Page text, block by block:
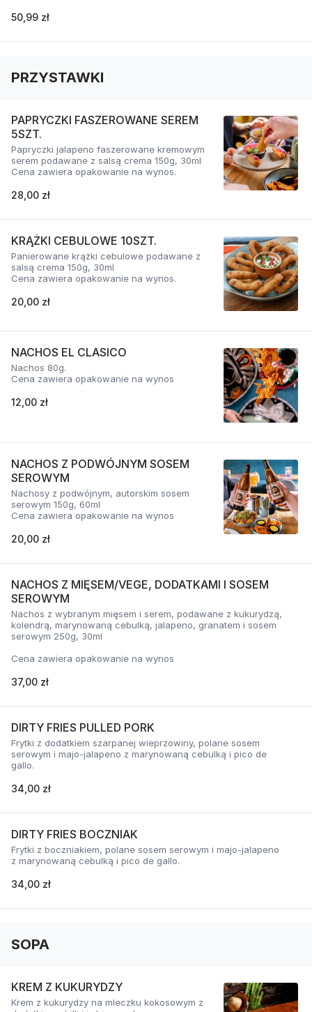
50,99 zł
PRZYSTAWKI
PAPRYCZKI FASZEROWANE SEREM
5SZT.
Papryczki jalapeno faszerowane kremowym
serem podawane z salsą crema 150g, 30ml
Cena zawiera opakowanie na wynos.
28,00 zł
KRĄŻKI CEBULOWE 10SZT.
Panierowane krążki cebulowe podawane z
salsą crema 150g, 30ml
Cena zawiera opakowanie na wynos.
20,00 zł
NACHOS EL CLASICO
Nachos 80g.
Cena zawiera opakowanie na wynos
12,00 zł
NACHOS Z PODWÓJNYM SOSEM
SEROWYM
Nachosy z podwójnym, autorskim sosem
serowym 150g, 60ml
Cena zawiera opakowanie na wynos
20,00 zł
NACHOS Z MIĘSEM/VEGE, DODATKAMI I SOSEM
SEROWYM
Nachos z wybranym mięsem i serem, podawane z kukurydzą,
kolendrą, marynowaną cebulką, jalapeno, granatem i sosem
serowym 250g, 30ml
Cena zawiera opakowanie na wynos
37,00 zł
DIRTY FRIES PULLED PORK
Frytki z dodatkiem szarpanej wieprzowiny, polane sosem
serowym i majo-jalapeno z marynowaną cebulką i pico de
gallo.
34,00 zł
DIRTY FRIES BOCZNIAK
Frytki z boczniakiem, polane sosem serowym i majo-jalapeno
z marynowaną cebulką i pico de gallo.
34,00 zł
SOPA
KREM Z KUKURYDZY
Krem z kukurydzy na mleczku kokosowym z